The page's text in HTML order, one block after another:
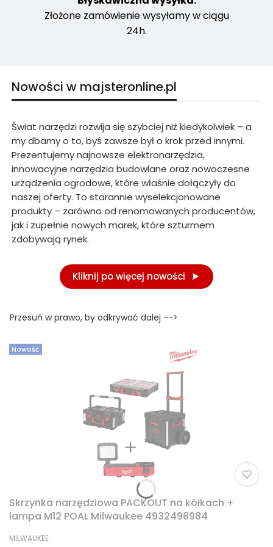
Złożone zamówienie wysyłamy w ciągu
24h.
Nowości w majsteronline.pl
Świat narzędzi rozwija się szybciej niż kiedykolwiek – a
my dbamy o to, byś zawsze był o krok przed innymi.
Prezentujemy najnowsze elektronarzędzia,
innowacyjne narzędzia budowlane oraz nowoczesne
urządzenia ogrodowe, które właśnie dołączyły do
naszej oferty. To starannie wyselekcjonowane
produkty – zarówno od renomowanych producentów,
jak i zupełnie nowych marek, które szturmem
zdobywają rynek.
Kliknij po więcej nowości
Przesuń w prawo, by odkrywać dalej -->
Nowość
Skrzynka narzędziowa PACKOUT na kółkach +
lampa M12 POAL Milwaukee 4932498984
PRODUCENT
MILWAUKEE